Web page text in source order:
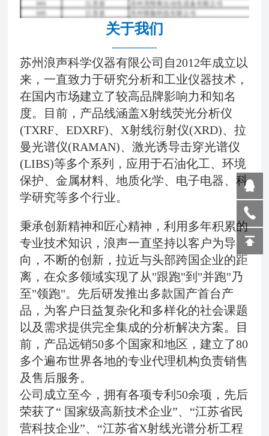
关于我们
---------------
苏州浪声科学仪器有限公司自2012年成立以
来，一直致力于研究分析和工业仪器技术，
在国内市场建立了较高品牌影响力和知名
度。目前，产品线涵盖X射线荧光分析仪
(TXRF、EDXRF)、X射线衍射仪(XRD)、拉
曼光谱仪(RAMAN)、激光诱导击穿光谱仪
(LIBS)等多个系列，应用于石油化工、环境
保护、金属材料、地质化学、电子电器、科
学研究等多个行业。
秉承创新精神和匠心精神，利用多年积累的
专业技术知识，浪声一直坚持以客户为导
向，不断的创新，拉近与头部跨国企业的距
离，在众多领域实现了从"跟跑"到"并跑"乃
至"领跑"。先后研发推出多款国产首台产
品，为客户日益复杂化和多样化的社会课题
以及需求提供完全集成的分析解决方案。目
前，产品远销50多个国家和地区，建立了80
多个遍布世界各地的专业代理机构负责销售
及售后服务。
公司成立至今，拥有各项专利50余项，先后
荣获了“ 国家级高新技术企业”、“江苏省民
营科技企业”、“江苏省X射线光谱分析工程